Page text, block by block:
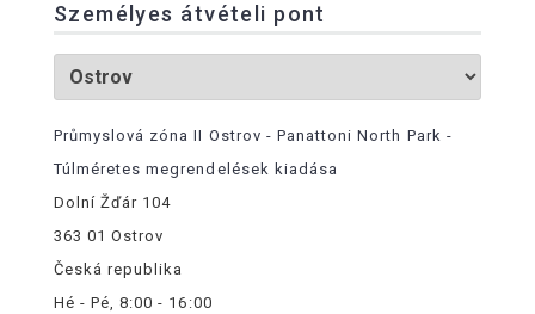
Személyes átvételi pont
Průmyslová zóna II Ostrov - Panattoni North Park -
Túlméretes megrendelések kiadása
Dolní Žďár 104
363 01 Ostrov
Česká republika
Hé - Pé, 8:00 - 16:00